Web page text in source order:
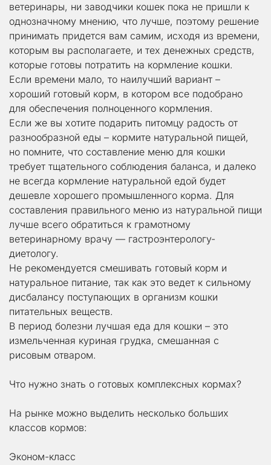
ветеринары, ни заводчики кошек пока не пришли к
однозначному мнению, что лучше, поэтому решение
принимать придется вам самим, исходя из времени,
которым вы располагаете, и тех денежных средств,
которые готовы потратить на кормление кошки.
Если времени мало, то наилучший вариант –
хороший готовый корм, в котором все подобрано
для обеспечения полноценного кормления.
Если же вы хотите подарить питомцу радость от
разнообразной еды – кормите натуральной пищей,
но помните, что составление меню для кошки
требует тщательного соблюдения баланса, и далеко
не всегда кормление натуральной едой будет
дешевле хорошего промышленного корма. Для
составления правильного меню из натуральной пищи
лучше всего обратиться к грамотному
ветеринарному врачу — гастроэнтерологу-
диетологу.
Не рекомендуется смешивать готовый корм и
натуральное питание, так как это ведет к сильному
дисбалансу поступающих в организм кошки
питательных веществ.
В период болезни лучшая еда для кошки – это
измельченная куриная грудка, смешанная с
рисовым отваром.
Что нужно знать о готовых комплексных кормах?
На рынке можно выделить несколько больших
классов кормов:
Эконом-класс